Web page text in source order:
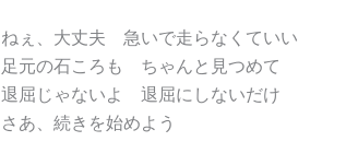
ねぇ、大丈夫 急いで走らなくていい
足元の石ころも ちゃんと見つめて
退屈じゃないよ 退屈にしないだけ
さあ、続きを始めよう